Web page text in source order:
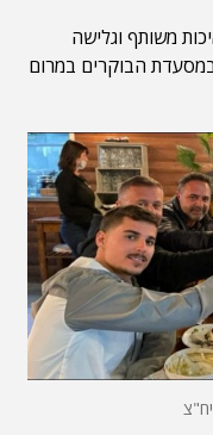
משותף וגלישה
הבוקרים במרום